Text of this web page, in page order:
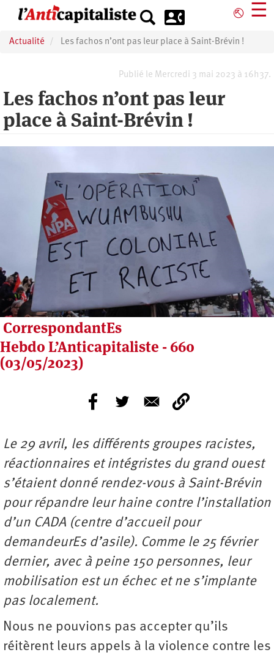
principal
⎋ ☰
Actualité Les fachos n’ont pas leur place à Saint-Brévin !
Publié le Mercredi 3 mai 2023 à 16h37.
Les fachos n’ont pas leur
place à Saint-Brévin !
CorrespondantEs
Hebdo L’Anticapitaliste - 660
(03/05/2023)
Le 29 avril, les différents groupes racistes,
réactionnaires et intégristes du grand ouest
s’étaient donné rendez-vous à Saint-Brévin
pour répandre leur haine contre l’installation
d’un CADA (centre d’accueil pour
demandeurEs d’asile). Comme le 25 février
dernier, avec à peine 150 personnes, leur
mobilisation est un échec et ne s’implante
pas localement.
Nous ne pouvions pas accepter qu’ils
réitèrent leurs appels à la violence contre les